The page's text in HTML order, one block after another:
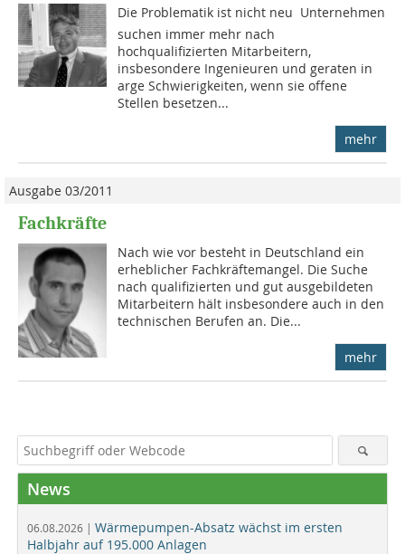
Die Problematik ist nicht neu  Unternehmen
suchen immer mehr nach
hochqualifizierten Mitarbeitern,
insbesondere Inge­nieu­ren und geraten in
arge Schwierigkeiten, wenn sie offene
Stellen besetzen...
mehr
Ausgabe 03/2011
Fachkräfte
Nach wie vor besteht in Deutschland ein
erheblicher Fachkräftemangel. Die Suche
nach qualifizierten und gut ausgebildeten
Mitarbeitern hält insbesondere auch in den
technischen Berufen an. Die...
mehr
News
06.08.2026 | Wärmepumpen-Absatz wächst im ersten
Halbjahr auf 195.000 Anlagen